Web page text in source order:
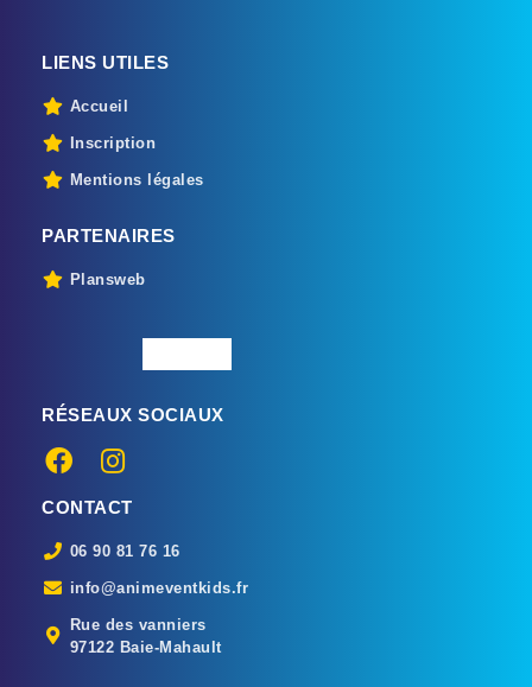
LIENS UTILES
Accueil
Inscription
Mentions légales
PARTENAIRES
Plansweb
RÉSEAUX SOCIAUX
CONTACT
06 90 81 76 16
info@animeventkids.fr
Rue des vanniers
97122 Baie-Mahault